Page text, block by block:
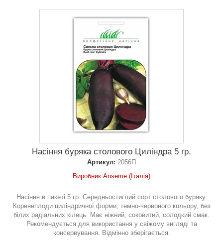
Насіння буряка столового Циліндра 5 гр.
Артикул: 2056П
Виробник Anseme (Італія)
Насіння в пакеті 5 гр. Середньостиглий сорт столового буряку.
Коренеплоди циліндричної форми, темно-червоного кольору, без
білих радіальних кілець. Має ніжний, соковитий, солодкий смак.
Рекомендується для використання у свіжому вигляді та
консервування. Відмінно зберігається.